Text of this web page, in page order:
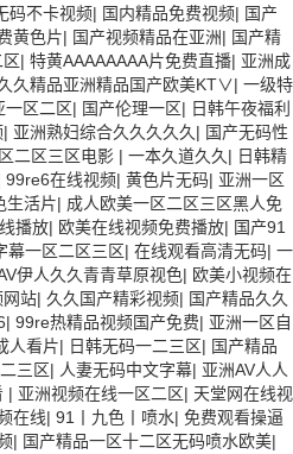
码不卡视频| 国内精品免费视频| 国产
黄色片| 国产视频精品在亚洲| 国产精
| 特黄AAAAAAAA片免费直播| 亚洲成
久精品亚洲精品国产欧美KT∨| 一级特
一区二区| 国产伦理一区| 日韩午夜福利
| 亚洲熟妇综合久久久久久 | 国产无码性
二区三区电影 | 一本久道久久 | 日韩精
99re6在线视频| 黄色片无码| 亚洲一区
生活片| 成人欧美一区二区三区黑人免
播放| 欧美在线视频免费播放| 国产91
幕一区二区三区| 在线观看高清无码| 一
伊人久久青青草原视色| 欧美小视频在
网站| 久久国产精彩视频| 国产精品久久
| 99re热精品视频国产免费| 亚洲一区自
人看片| 日韩无码一二三区| 国产精品
三区| 人妻无码中文字幕| 亚洲AV人人
| 亚洲视频在线一区二区| 天堂网在线视
在线| 91丨九色丨喷水| 免费观看操逼
| 国产精品一区十二区无码喷水欧美|